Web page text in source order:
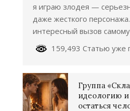
я играю злодея —
даже жесткого
интересный вызов
159,493 Статью уже
Группа
идеологию
остаться